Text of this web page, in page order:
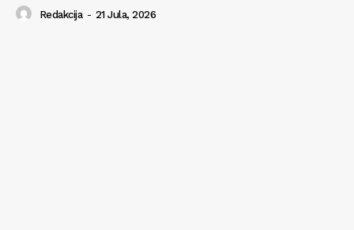
Redakcija - 21 Jula, 2026